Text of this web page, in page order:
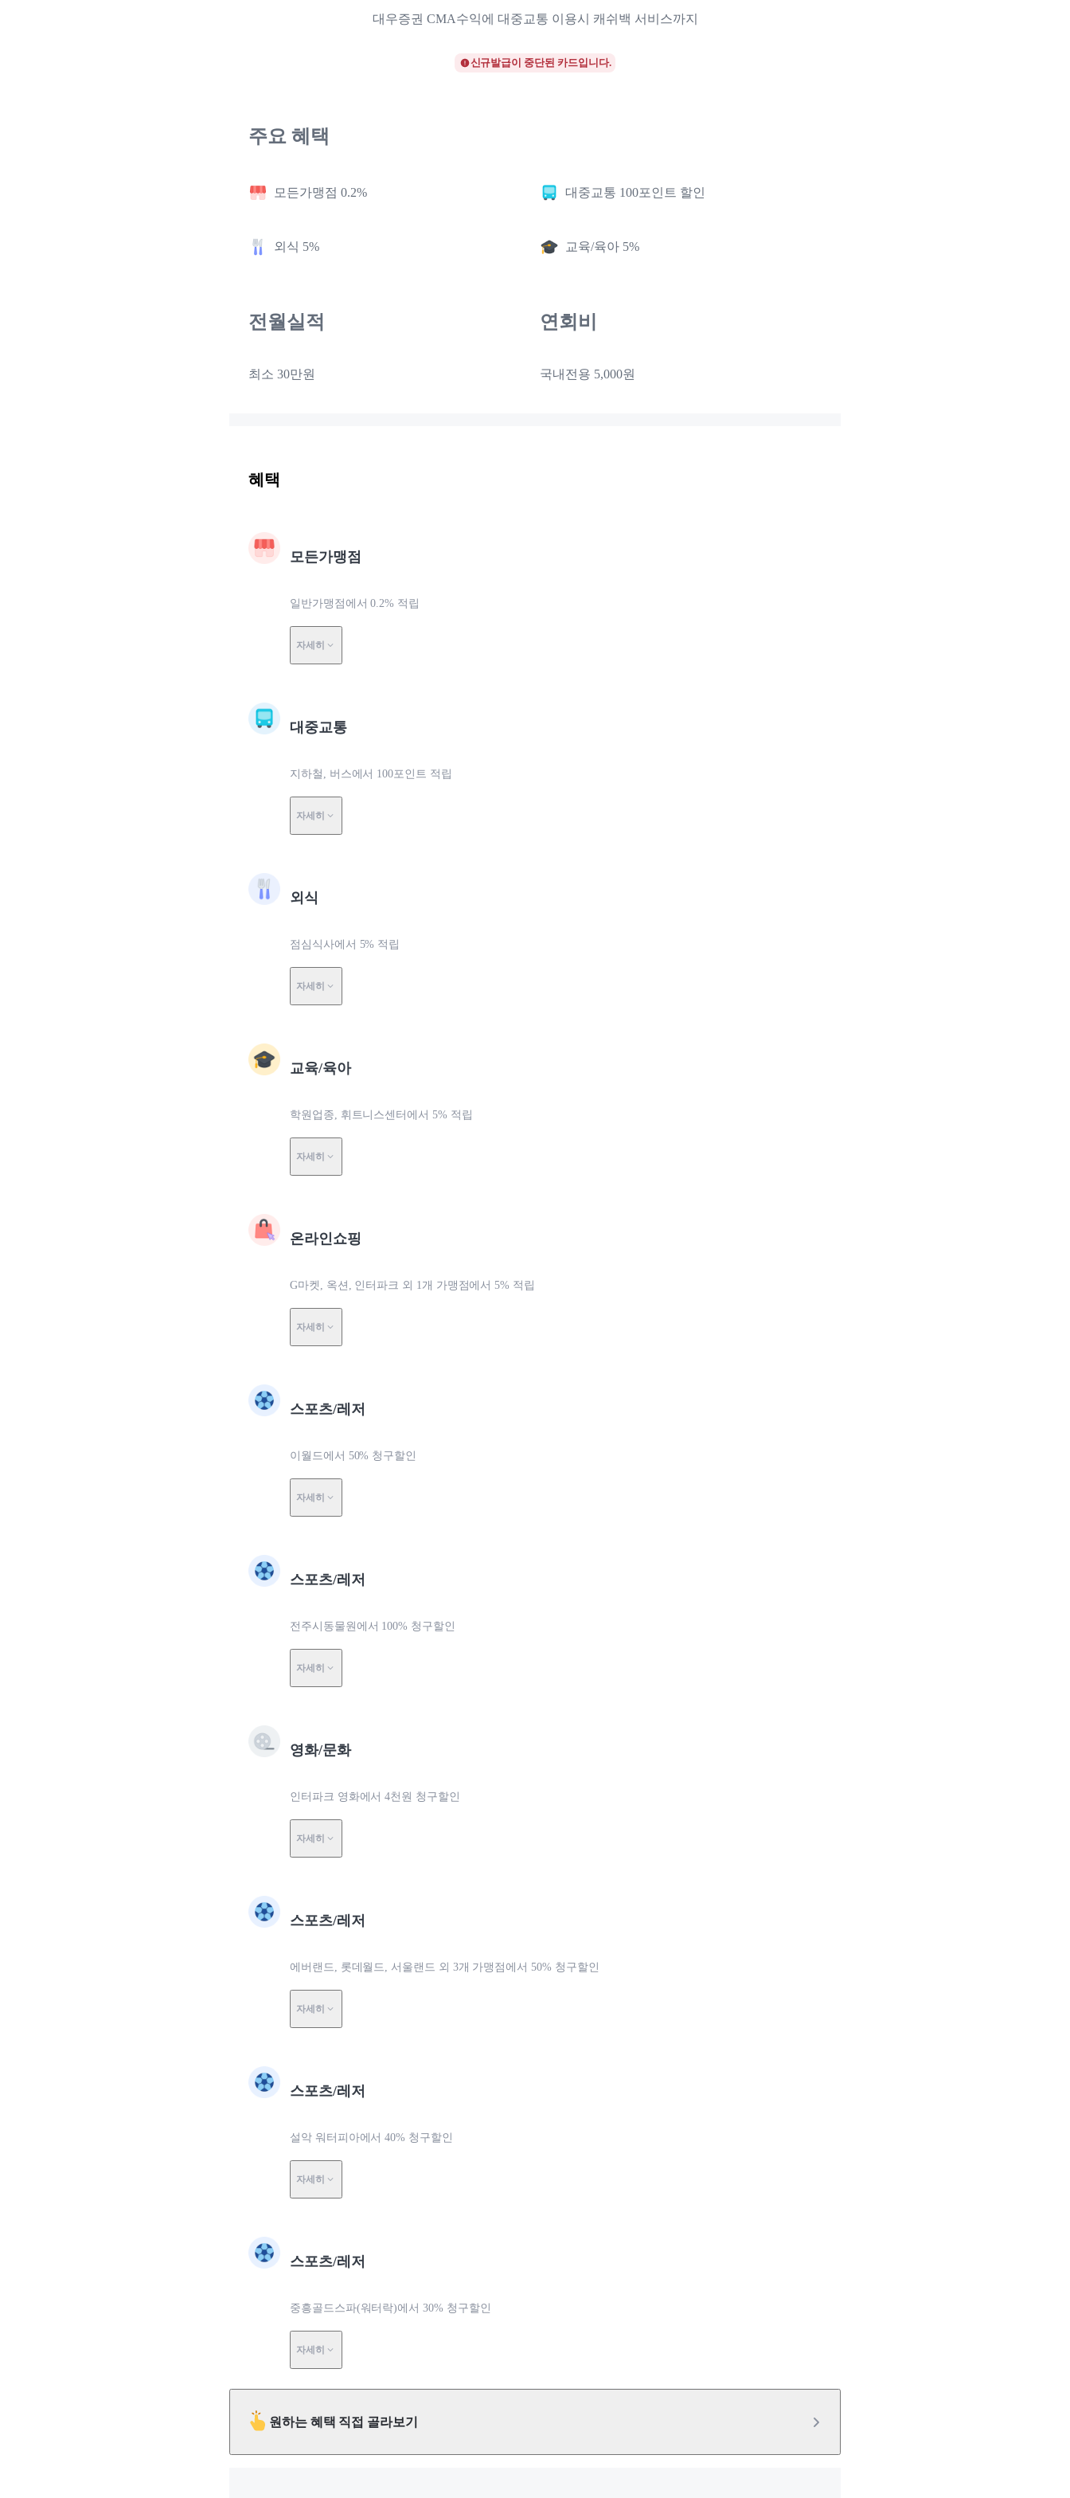
대우증권 CMA수익에 대중교통 이용시 캐쉬백 서비스까지
신규발급이 중단된 카드입니다.
주요 혜택
모든가맹점 0.2% 대중교통 100포인트 할인
외식 5% 교육/육아 5%
전월실적
최소 30만원
연회비
국내전용 5,000원
혜택
모든가맹점
일반가맹점에서 0.2% 적립
자세히
대중교통
지하철, 버스에서 100포인트 적립
자세히
외식
점심식사에서 5% 적립
자세히
교육/육아
학원업종, 휘트니스센터에서 5% 적립
자세히
온라인쇼핑
G마켓, 옥션, 인터파크 외 1개 가맹점에서 5% 적립
자세히
스포츠/레저
이월드에서 50% 청구할인
자세히
스포츠/레저
전주시동물원에서 100% 청구할인
자세히
영화/문화
인터파크 영화에서 4천원 청구할인
자세히
스포츠/레저
에버랜드, 롯데월드, 서울랜드 외 3개 가맹점에서 50% 청구할인
자세히
스포츠/레저
설악 워터피아에서 40% 청구할인
자세히
스포츠/레저
중흥골드스파(워터락)에서 30% 청구할인
자세히
원하는 혜택 직접 골라보기